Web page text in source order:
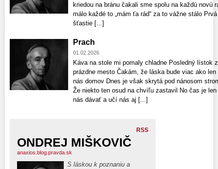
kriedou na bránu čakali sme spolu na každú novú
málo každé to „mám ťa rád“ za to vážne stálo
šťastie [...]
Prach
01.02.2026
Káva na stole mi pomaly chladne Posledný lístok
prázdne mesto Čakám, že láska bude viac ako
nás domov Dnes je však skrytá pod nánosom
Že niekto ten osud na chvíľu zastavil No čas je
nás dávať a učí nás aj [...]
RSS
ONDREJ MIŠKOVIČ
anaxios.blog.pravda.sk
S láskou k poznaniu a